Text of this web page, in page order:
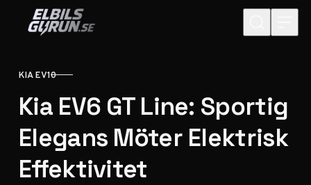
Hoppa till innehåll
KATEGORI
KIA EV10
Kia EV6 GT Line: Sportig
Elegans Möter Elektrisk
Effektivitet